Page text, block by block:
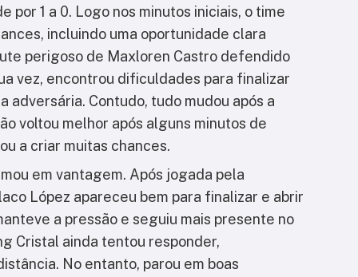
por 1 a 0. Logo nos minutos iniciais, o time
incluindo uma oportunidade clara
perigoso de Maxloren Castro defendido
vez, encontrou dificuldades para finalizar
adversária. Contudo, tudo mudou após a
voltou melhor após alguns minutos de
a criar muitas chances.
em vantagem. Após jogada pela
López apareceu bem para finalizar e abrir
a pressão e seguiu mais presente no
Cristal ainda tentou responder,
No entanto, parou em boas